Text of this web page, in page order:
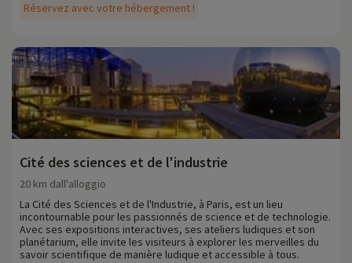
Réservez avec votre hébergement !
Cité des sciences et de l'industrie
20 km dall'alloggio
La Cité des Sciences et de l'Industrie, à Paris, est un lieu
incontournable pour les passionnés de science et de technologie.
Avec ses expositions interactives, ses ateliers ludiques et son
planétarium, elle invite les visiteurs à explorer les merveilles du
savoir scientifique de manière ludique et accessible à tous.